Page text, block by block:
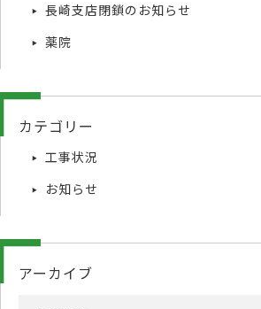
長崎支店閉鎖のお知らせ
薬院
カテゴリー
工事状況
お知らせ
アーカイブ